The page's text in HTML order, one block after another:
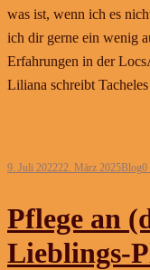
was ist, wenn ich es
ich dir gerne ein wenig
Erfahrungen in der
Liliana schreibt Tacheles
9. Juli 202222. März 2025Blog0
Pflege an
Lieblings-